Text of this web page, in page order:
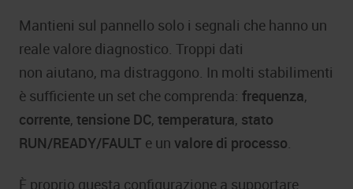
Mantieni sul pannello solo i segnali che hanno un
reale valore diagnostico. Troppi dati
non aiutano, ma distraggono. In molti stabilimenti
è sufficiente un set che comprenda: frequenza,
corrente, tensione DC, temperatura, stato
RUN/READY/FAULT e un valore di processo.
È proprio questa configurazione a supportare